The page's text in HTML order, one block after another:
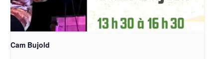
Cam Bujold